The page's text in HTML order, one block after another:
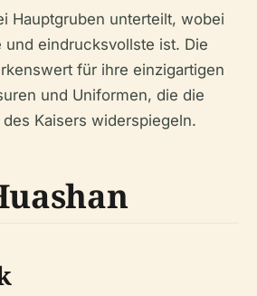
Hauptgruben unterteilt, wobei
und eindrucksvollste ist. Die
für ihre einzigartigen
und Uniformen, die die
Kaisers widerspiegeln.